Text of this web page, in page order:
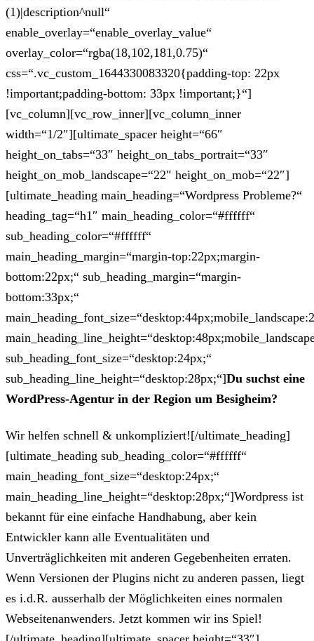
(1)|description^null“
enable_overlay=“enable_overlay_value“
overlay_color=“rgba(18,102,181,0.75)“
css=“.vc_custom_1644330083320{padding-top: 22px
!important;padding-bottom: 33px !important;}“]
[vc_column][vc_row_inner][vc_column_inner
width=“1/2″][ultimate_spacer height=“66″
height_on_tabs=“33″ height_on_tabs_portrait=“33″
height_on_mob_landscape=“22″ height_on_mob=“22″]
[ultimate_heading main_heading=“Wordpress Probleme?“
heading_tag=“h1″ main_heading_color=“#ffffff“
sub_heading_color=“#ffffff“
main_heading_margin=“margin-top:22px;margin-
bottom:22px;“ sub_heading_margin=“margin-
bottom:33px;“
sub_heading_font_size=“desktop:24px;“
sub_heading_line_height=“desktop:28px;“]Du suchst eine
WordPress-Agentur in der Region um Besigheim?
Wir helfen schnell & unkompliziert![/ultimate_heading]
[ultimate_heading sub_heading_color=“#ffffff“
main_heading_font_size=“desktop:24px;“
main_heading_line_height=“desktop:28px;“]Wordpress ist
bekannt für eine einfache Handhabung, aber kein
Entwickler kann alle Eventualitäten und
Unverträglichkeiten mit anderen Gegebenheiten erraten.
Wenn Versionen der Plugins nicht zu anderen passen, liegt
es i.d.R. ausserhalb der Möglichkeiten eines normalen
Webseitenanwenders. Jetzt kommen wir ins Spiel!